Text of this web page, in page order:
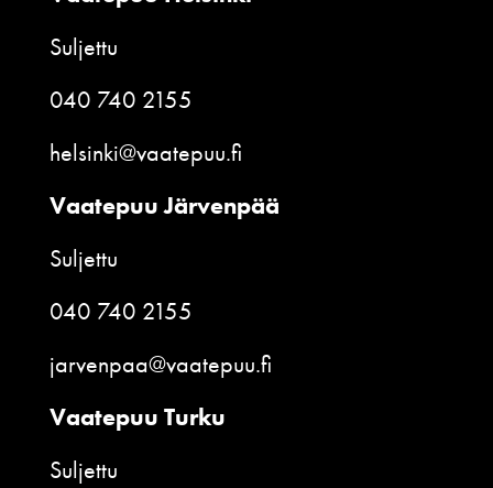
Suljettu
040 740 2155
helsinki@vaatepuu.fi
Vaatepuu Järvenpää
Suljettu
040 740 2155
jarvenpaa@vaatepuu.fi
Vaatepuu Turku
Suljettu